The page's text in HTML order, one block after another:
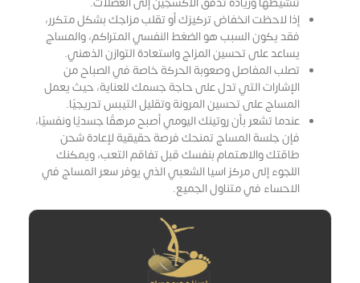
إذا لاحظت انخفاض تركيزك أو تقلب مزاجك بشكل متكرر،
فقد يكون السبب هو الضغط النفسي المتراكم، والمساج
يساعد على تحسين المزاج واستعادة التوازن الذهني.
تصلب المفاصل وصعوبة الحركة خاصة في الصباح من
الإشارات التي تدل على حاجة جسمك للعناية، حيث يعمل
المساج على تحسين المرونة وتقليل التيبس تدريجيًا.
عندما تشعر بأن روتينك اليومي أصبح مرهقًا جسديًا ونفسيًا،
فإن جلسة المساج تمنحك فرصة حقيقية لإعادة شحن
طاقتك والاهتمام بنفسك قبل تفاقم التعب، ويمكنك
اللجوء إلى مركز اسيا الشعبي الذي يوفر سعر المساج في
الاحساء في متناول الجميع.